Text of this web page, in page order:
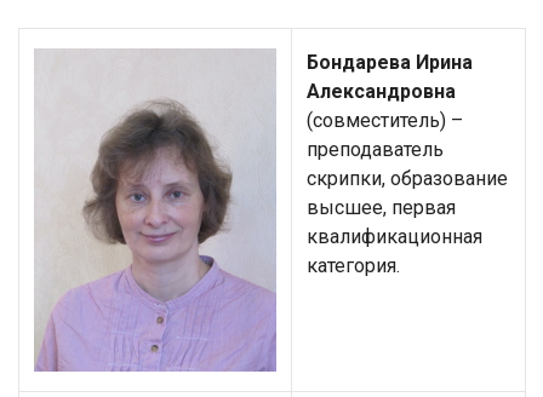
Бондарева Ирина
Александровна
(совместитель) –
преподаватель
скрипки, образование
высшее, первая
квалификационная
категория.